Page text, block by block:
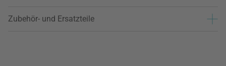
Zubehör- und Ersatzteile